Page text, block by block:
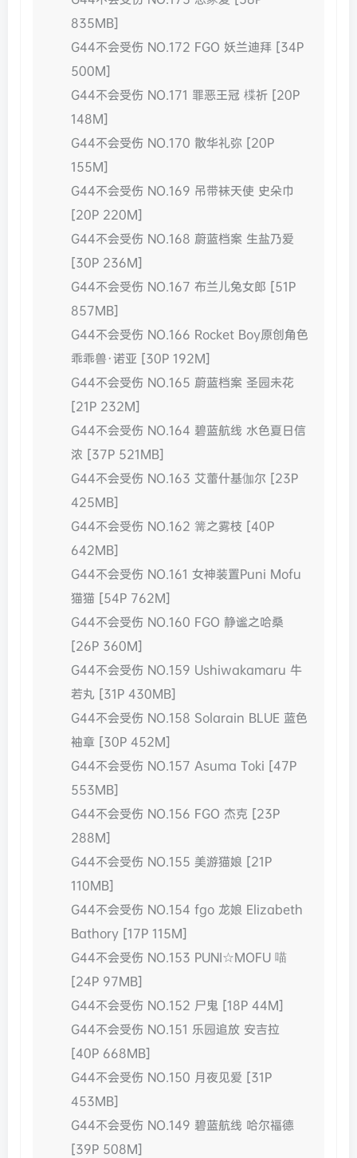
835MB]
G44不会受伤 NO.172 FGO 妖兰迪拜 [34P
500M]
G44不会受伤 NO.171 罪恶王冠 楪祈 [20P
148M]
G44不会受伤 NO.170 散华礼弥 [20P
155M]
G44不会受伤 NO.169 吊带袜天使 史朵巾
[20P 220M]
G44不会受伤 NO.168 蔚蓝档案 生盐乃爱
[30P 236M]
G44不会受伤 NO.167 布兰儿兔女郎 [51P
857MB]
G44不会受伤 NO.166 Rocket Boy原创角色
乖乖兽·诺亚 [30P 192M]
G44不会受伤 NO.165 蔚蓝档案 圣园未花
[21P 232M]
G44不会受伤 NO.164 碧蓝航线 水色夏日信
浓 [37P 521MB]
G44不会受伤 NO.163 艾蕾什基伽尔 [23P
425MB]
G44不会受伤 NO.162 篝之雾枝 [40P
642MB]
G44不会受伤 NO.161 女神装置Puni Mofu
猫猫 [54P 762M]
G44不会受伤 NO.160 FGO 静谧之哈桑
[26P 360M]
G44不会受伤 NO.159 Ushiwakamaru 牛
若丸 [31P 430MB]
G44不会受伤 NO.158 Solarain BLUE 蓝色
袖章 [30P 452M]
G44不会受伤 NO.157 Asuma Toki [47P
553MB]
G44不会受伤 NO.156 FGO 杰克 [23P
288M]
G44不会受伤 NO.155 美游猫娘 [21P
110MB]
G44不会受伤 NO.154 fgo 龙娘 Elizabeth
Bathory [17P 115M]
G44不会受伤 NO.153 PUNI☆MOFU 喵
[24P 97MB]
G44不会受伤 NO.152 尸鬼 [18P 44M]
G44不会受伤 NO.151 乐园追放 安吉拉
[40P 668MB]
G44不会受伤 NO.150 月夜见爱 [31P
453MB]
G44不会受伤 NO.149 碧蓝航线 哈尔福德
[39P 508M]